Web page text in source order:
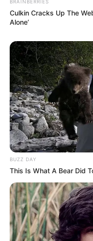
Base Turf
Tiercé
La base turf logique
Quarté Quinté du
plus cités de la
véritable base fiable
12 JACOMO BELLO
2 JOVIAL HAUFOR
BRAINBERRIES
Culkin Cracks Up The
Alone’
BUZZ DAY
This Is What A Bear Did